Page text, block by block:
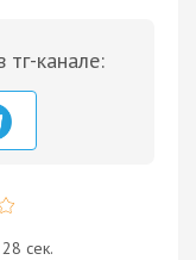
канале:
28 сек.